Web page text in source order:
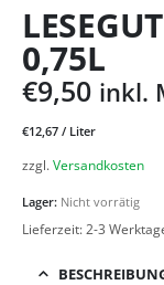
0,75L
€9,50 inkl.
€12,67 / Liter
zzgl.Versandkosten
Lager: Nicht vorrätig
Lieferzeit: 2-3